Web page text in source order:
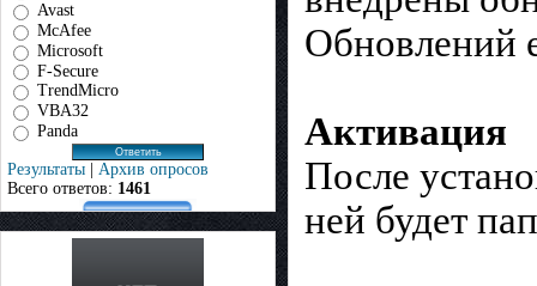
Avast
McAfee
Microsoft
F-Secure
TrendMicro
VBA32
Panda
Результаты | Архив опросов
Всего ответов: 1461
Обновлений
Активация
После
ней будет